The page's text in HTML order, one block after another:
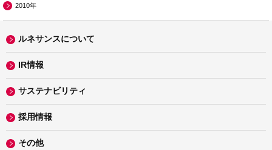
2010年
ルネサンスについて
IR情報
サステナビリティ
採用情報
その他